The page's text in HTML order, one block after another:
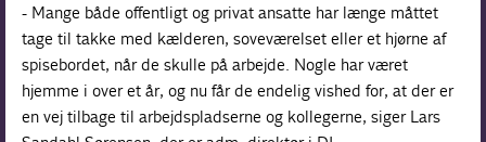
- Mange både offentligt og privat ansatte har længe måttet
tage til takke med kælderen, soveværelset eller et hjørne af
spisebordet, når de skulle på arbejde. Nogle har været
hjemme i over et år, og nu får de endelig vished for, at der er
en vej tilbage til arbejdspladserne og kollegerne, siger Lars